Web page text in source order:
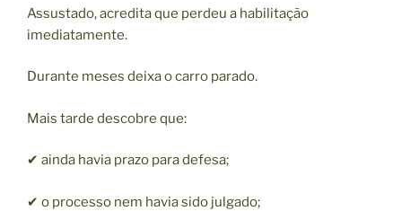
Assustado, acredita que perdeu a habilitação
imediatamente.
Durante meses deixa o carro parado.
Mais tarde descobre que:
✔ ainda havia prazo para defesa;
✔ o processo nem havia sido julgado;